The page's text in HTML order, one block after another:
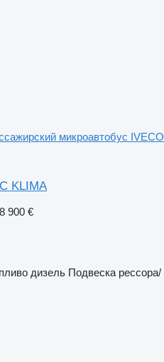
микроавтобус IVECO
KLIMA
900 €
дизель Подвеска рессора/